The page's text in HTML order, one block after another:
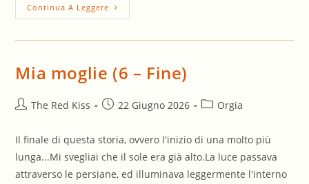
Continua A Leggere Il
Guardone
Mia moglie (6 – Fine)
AutoreThe Red Kiss
Articolo22 Giugno 2026
Categoria
Orgia
Il finale di questa storia, ovvero l'inizio di una molto più
lunga...Mi svegliai che il sole era già alto.La luce passava
attraverso le persiane, ed illuminava leggermente l'interno